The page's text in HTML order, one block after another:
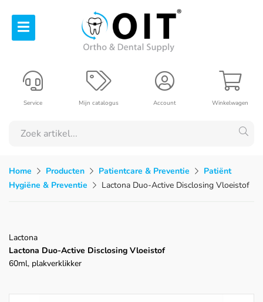
Winkelwagen
Account
Mijn catalogus
Service
Home Producten Patientcare & Preventie
Patiënt
Hygiëne & Preventie
Lactona Duo-Active Disclosing Vloeistof
Lactona
Lactona Duo-Active Disclosing Vloeistof
60ml, plakverklikker